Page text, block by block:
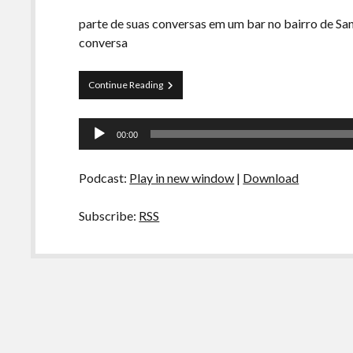
parte de suas conversas em um bar no bairro de
conversa
Continue ReadingBêbados,
Roucos
–
Tocador
00:00
Podcast: Play in new window | Download
Subscribe: RSS